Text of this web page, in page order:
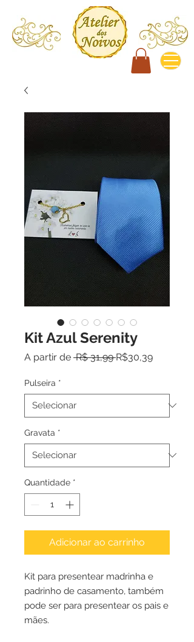
Kit Azul Serenity
A partir de R$ 31,99 Preço
R$30,39Preço
Pulseira *
Gravata *
Quantidade *
Adicionar ao carrinho
Kit para presentear madrinha e
padrinho de casamento, também
pode ser para presentear os pais e
mães.